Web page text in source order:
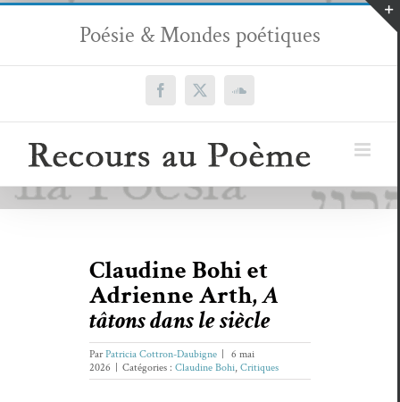
Passer
contenu
Poésie & Mondes poétiques
Facebook
X SoundCloud
Claudine Bohi et
Adrienne Arth,A
tâtons dans le siècle
ParPatricia Cottron-Daubigne
6 mai
2026
Catégories : Claudine Bohi, Critiques